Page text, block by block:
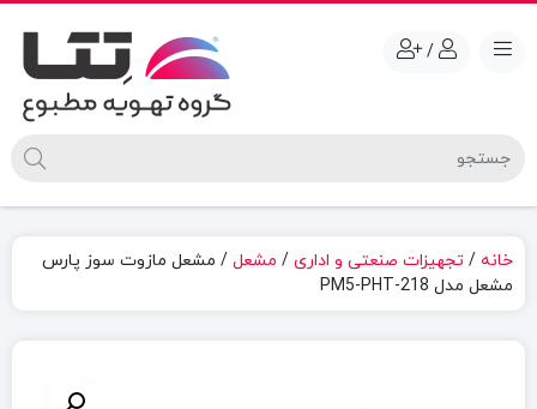
/
خانه / تجهیزات صنعتی و اداری / مشعل / مشعل مازوت سوز پارس
مشعل مدل PM5-PHT-218